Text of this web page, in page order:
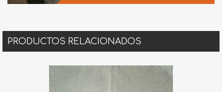
PRODUCTOS RELACIONADOS